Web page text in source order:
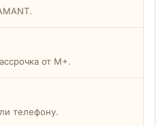
от M+.
телефону.